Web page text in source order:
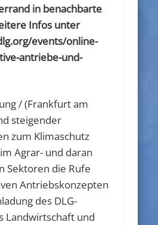
in benachbarte
Infos unter
events/online-
antriebe-und-
/ (Frankfurt am
steigender
zum Klimaschutz
Agrar- und daran
Sektoren die Rufe
Antriebskonzepten
des DLG-
Landwirtschaft und